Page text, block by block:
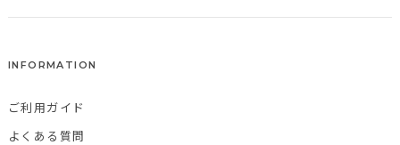
INFORMATION
ご利用ガイド
よくある質問